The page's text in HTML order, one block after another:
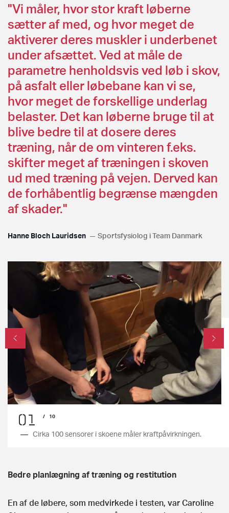
"Vi måler, hvor stor kraft løberne
sætter af med, og hvor meget de
aktiverer deres muskler i underbenet
under afsættet. Ved at måle de
parametre henholdsvis ved løb i skov,
på asfalt eller løbebane kan vi se,
hvor meget de forskellige underlag
belaster. Det kan løberne bruge til at
blive bedre til at dosere deres
træning, når de om vinteren f.eks.
skifter meget af træningen i skoven
ud med træning på vejen. Derved kan
de forhåbentlig begrænse mængden
af skader."
Hanne Bloch Lauridsen Sportsfysiolog i Team Danmark
01 / 10
Cirka 100 sensorer i skoene måler kraftpåvirkningen.
Bedre planlægning af træning og restitution
En af de løbere, som medvirkede i testen, var Caroline